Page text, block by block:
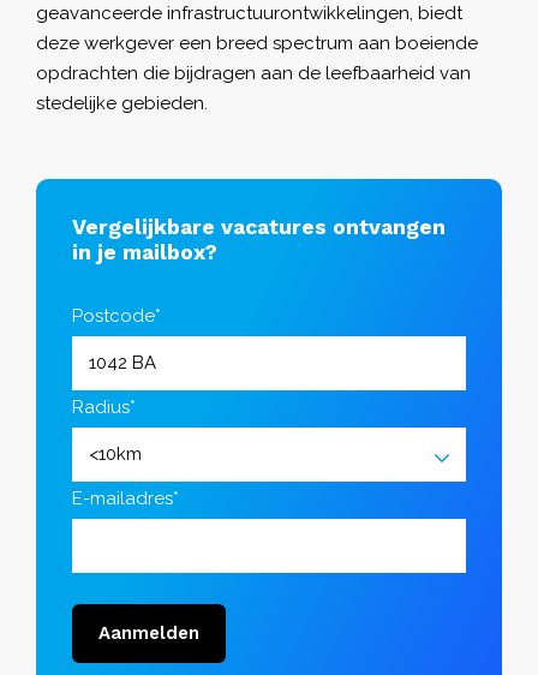
geavanceerde infrastructuurontwikkelingen, biedt
deze werkgever een breed spectrum aan boeiende
opdrachten die bijdragen aan de leefbaarheid van
stedelijke gebieden.
Vergelijkbare vacatures ontvangen
in je mailbox?
Postcode*
Radius*
E-mailadres*
Aanmelden